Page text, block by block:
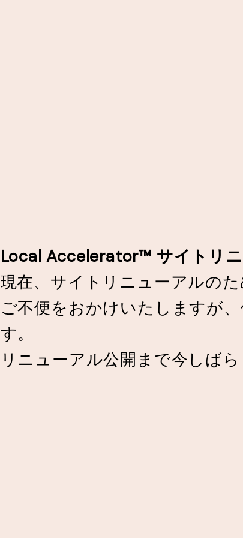
Local Accelerator™︎ サイトリ
現在、サイトリニューアルの
ご不便をおかけいたしますが
す。
リニューアル公開まで今しばら